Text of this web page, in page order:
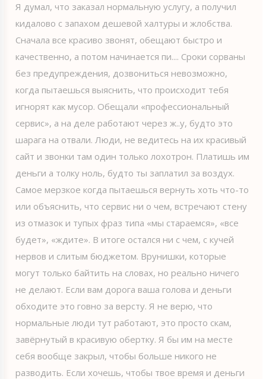
Я думал, что заказал нормальную услугу, а получил
кидалово с запахом дешевой халтуры и жлобства.
Сначала все красиво звонят, обещают быстро и
качественно, а потом начинается пи.... Сроки сорваны
без предупреждения, дозвониться невозможно,
когда пытаешься выяснить, что происходит тебя
игнорят как мусор. Обещали «профессиональный
сервис», а на деле работают через ж..у, будто это
шарага на отвали. Люди, не ведитесь на их красивый
сайт и звонки там один только лохотрон. Платишь им
деньги а толку ноль, будто ты заплатил за воздух.
Самое мерзкое когда пытаешься вернуть хоть что-то
или объяснить, что сервис ни о чем, встречают стену
из отмазок и тупых фраз типа «мы стараемся», «все
будет», «ждите». В итоге остался ни с чем, с кучей
нервов и слитым бюджетом. Врунишки, которые
могут только байтить на словах, но реально ничего
не делают. Если вам дорога ваша голова и деньги
обходите это говно за версту. Я не верю, что
нормальные люди тут работают, это просто скам,
завёрнутый в красивую обертку. Я бы им на месте
себя вообще закрыл, чтобы больше никого не
разводить. Если хочешь, чтобы твое время и деньги